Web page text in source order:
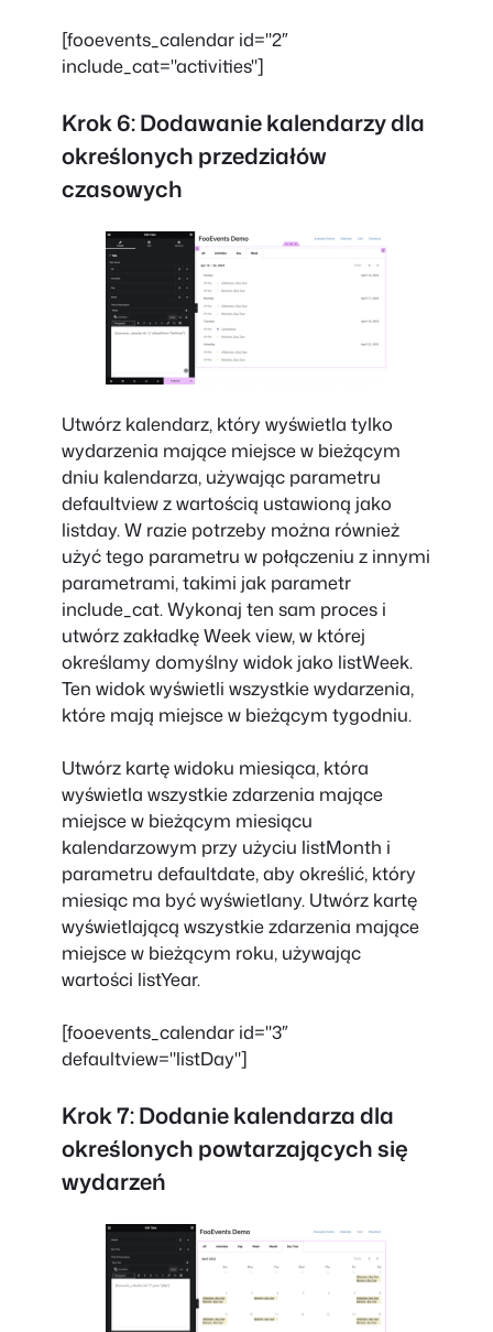
[fooevents_calendar id="2″
include_cat="activities"]
Krok 6: Dodawanie kalendarzy dla
określonych przedziałów
czasowych
Utwórz kalendarz, który wyświetla tylko
wydarzenia mające miejsce w bieżącym
dniu kalendarza, używając parametru
defaultview z wartością ustawioną jako
listday. W razie potrzeby można również
użyć tego parametru w połączeniu z innymi
parametrami, takimi jak parametr
include_cat. Wykonaj ten sam proces i
utwórz zakładkę Week view, w której
określamy domyślny widok jako listWeek.
Ten widok wyświetli wszystkie wydarzenia,
które mają miejsce w bieżącym tygodniu.
Utwórz kartę widoku miesiąca, która
wyświetla wszystkie zdarzenia mające
miejsce w bieżącym miesiącu
kalendarzowym przy użyciu listMonth i
parametru defaultdate, aby określić, który
miesiąc ma być wyświetlany. Utwórz kartę
wyświetlającą wszystkie zdarzenia mające
miejsce w bieżącym roku, używając
wartości listYear.
[fooevents_calendar id="3″
defaultview="listDay"]
Krok 7: Dodanie kalendarza dla
określonych powtarzających się
wydarzeń